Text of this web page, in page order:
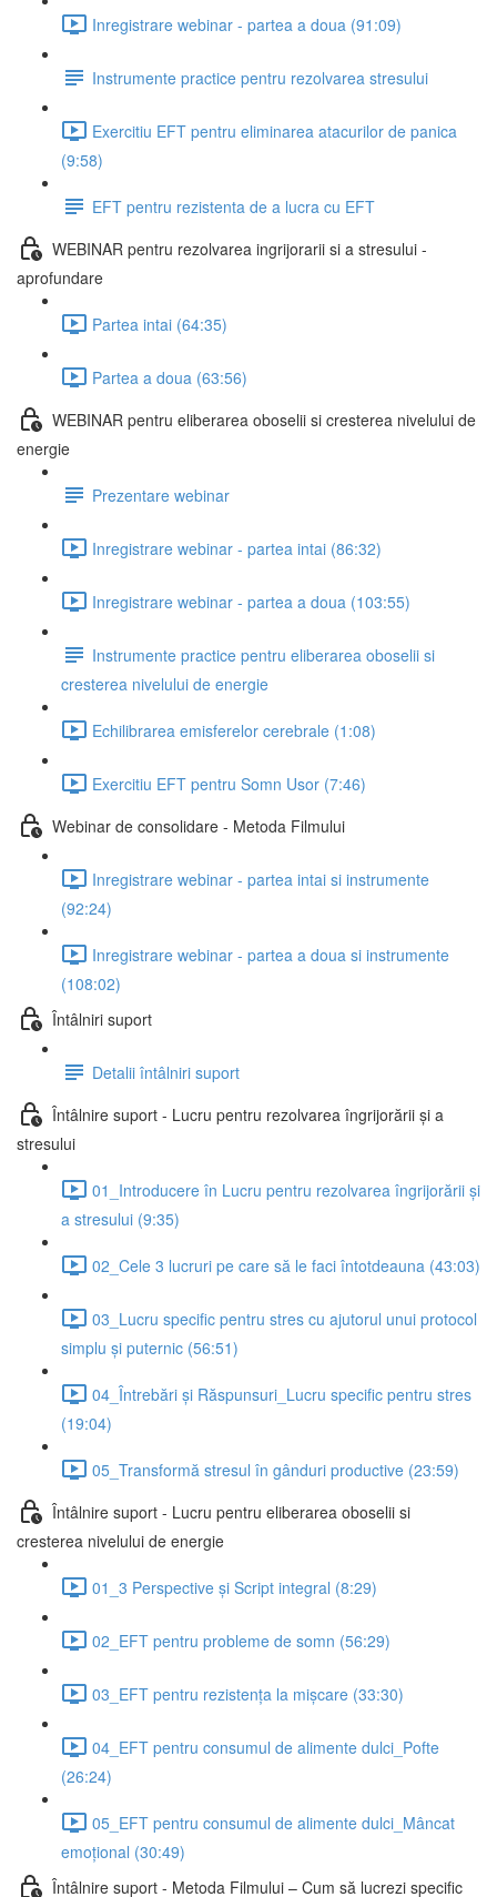
Inregistrare webinar - partea a doua (91:09)
Instrumente practice pentru rezolvarea stresului
Exercitiu EFT pentru eliminarea atacurilor de panica
(9:58)
EFT pentru rezistenta de a lucra cu EFT
WEBINAR pentru rezolvarea ingrijorarii si a stresului -
aprofundare
Partea intai (64:35)
Partea a doua (63:56)
WEBINAR pentru eliberarea oboselii si cresterea nivelului de
energie
Prezentare webinar
Inregistrare webinar - partea intai (86:32)
Inregistrare webinar - partea a doua (103:55)
Instrumente practice pentru eliberarea oboselii si
cresterea nivelului de energie
Echilibrarea emisferelor cerebrale (1:08)
Exercitiu EFT pentru Somn Usor (7:46)
Webinar de consolidare - Metoda Filmului
Inregistrare webinar - partea intai si instrumente
(92:24)
Inregistrare webinar - partea a doua si instrumente
(108:02)
Întâlniri suport
Detalii întâlniri suport
Întâlnire suport - Lucru pentru rezolvarea îngrijorării și a
stresului
01_Introducere în Lucru pentru rezolvarea îngrijorării și
a stresului (9:35)
02_Cele 3 lucruri pe care să le faci întotdeauna (43:03)
03_Lucru specific pentru stres cu ajutorul unui protocol
simplu și puternic (56:51)
04_Întrebări și Răspunsuri_Lucru specific pentru stres
(19:04)
05_Transformă stresul în gânduri productive (23:59)
Întâlnire suport - Lucru pentru eliberarea oboselii si
cresterea nivelului de energie
01_3 Perspective și Script integral (8:29)
02_EFT pentru probleme de somn (56:29)
03_EFT pentru rezistența la mișcare (33:30)
04_EFT pentru consumul de alimente dulci_Pofte
(26:24)
05_EFT pentru consumul de alimente dulci_Mâncat
emoțional (30:49)
Întâlnire suport - Metoda Filmului – Cum să lucrezi specific